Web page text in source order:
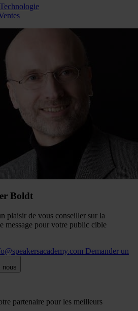
Boldt
plaisir de vous conseiller sur la
message pour votre public cible
Demander un
nous
partenaire pour les meilleurs